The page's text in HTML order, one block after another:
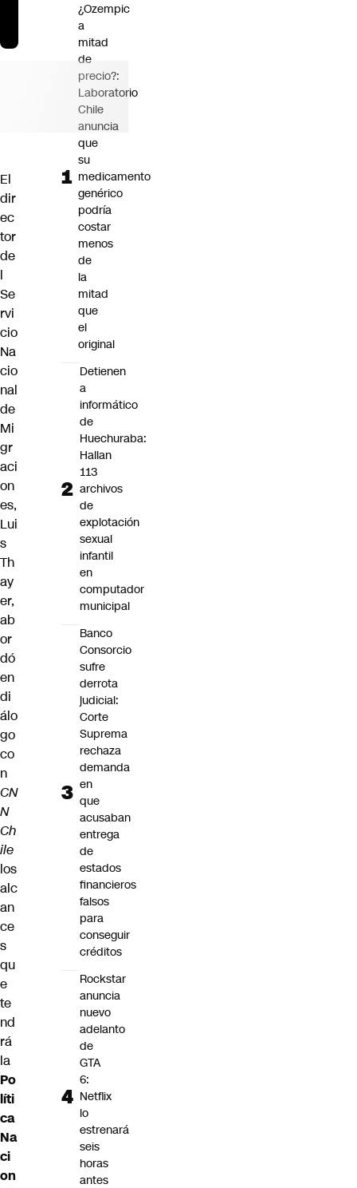
El
dir
ec
tor
de
l
Se
rvi
cio
Na
cio
nal
de
Mi
gr
aci
on
es,
Lui
s
Th
ay
er,
ab
or
dó
en
di
álo
go
co
n
CN
N
Ch
ile
los
alc
an
ce
s
qu
e
te
nd
rá
la
Po
líti
ca
Na
ci
on
¿Ozempic
a
mitad
de
precio?:
Laboratorio
Chile
anuncia
que
su
medicamento
genérico
podría
costar
menos
de
la
mitad
que
el
original
Detienen
a
informático
de
Huechuraba:
Hallan
113
archivos
de
explotación
sexual
infantil
en
computador
municipal
Banco
Consorcio
sufre
derrota
judicial:
Corte
Suprema
rechaza
demanda
en
que
acusaban
entrega
de
estados
financieros
falsos
para
conseguir
créditos
Rockstar
anuncia
nuevo
adelanto
de
GTA
6:
Netflix
lo
estrenará
seis
horas
antes